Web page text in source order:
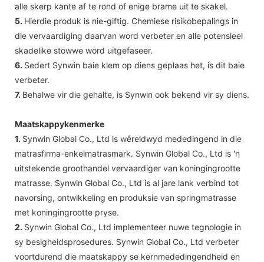
alle skerp kante af te rond of enige brame uit te skakel.
5. Hierdie produk is nie-giftig. Chemiese risikobepalings in
die vervaardiging daarvan word verbeter en alle potensieel
skadelike stowwe word uitgefaseer.
6. Sedert Synwin baie klem op diens geplaas het, is dit baie
verbeter.
7. Behalwe vir die gehalte, is Synwin ook bekend vir sy diens.
Maatskappykenmerke
1. Synwin Global Co., Ltd is wêreldwyd mededingend in die
matrasfirma-enkelmatrasmark. Synwin Global Co., Ltd is 'n
uitstekende groothandel vervaardiger van koningingrootte
matrasse. Synwin Global Co., Ltd is al jare lank verbind tot
navorsing, ontwikkeling en produksie van springmatrasse
met koningingrootte pryse.
2. Synwin Global Co., Ltd implementeer nuwe tegnologie in
sy besigheidsprosedures. Synwin Global Co., Ltd verbeter
voortdurend die maatskappy se kernmededingendheid en